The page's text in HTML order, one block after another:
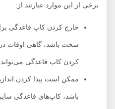
برخی از این موارد عبارتند از:
خارج کردن کاپ قاعدگی برای
سخت باشد، گاهی اوقات در
کردن کاپ قاعدگی می‌تواند
ممکن است پیدا کردن اندازه
باشد، کاپ‌های قاعدگی سایزهای